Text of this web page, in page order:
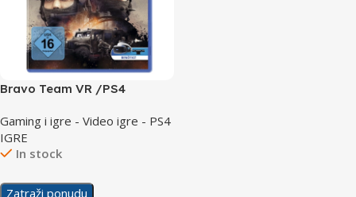
Bravo Team VR /PS4
Gaming i igre - Video igre - PS4
IGRE
In stock
Zatraži ponudu